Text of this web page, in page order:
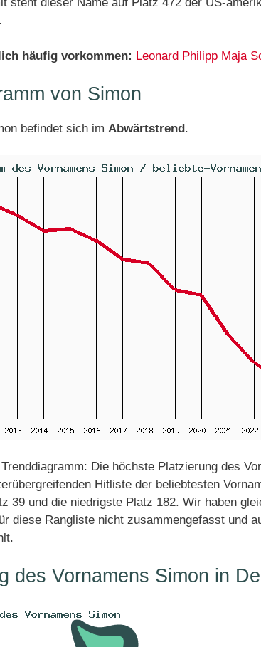
häufig vorkommen: Leonard Philipp Maja
von Simon
befindet sich im Abwärtstrend.
Die höchste Platzierung des
Hitliste der beliebtesten
39 und die niedrigste Platz 182. Wir haben
diese Rangliste nicht zusammengefasst und
des Vornamens Simon in